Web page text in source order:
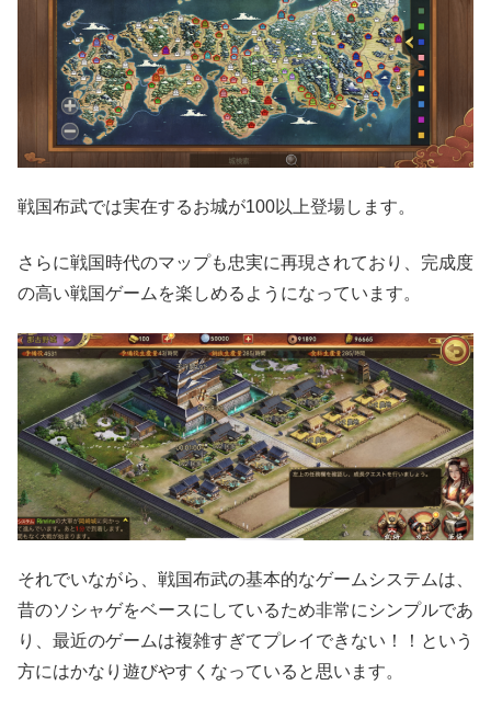
戦国布武では実在するお城が100以上登場します。
さらに戦国時代のマップも忠実に再現されており、完成度
の高い戦国ゲームを楽しめるようになっています。
それでいながら、戦国布武の基本的なゲームシステムは、
昔のソシャゲをベースにしているため非常にシンプルであ
り、最近のゲームは複雑すぎてプレイできない！！という
方にはかなり遊びやすくなっていると思います。